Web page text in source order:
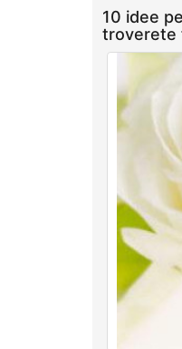
10 idee
troverete